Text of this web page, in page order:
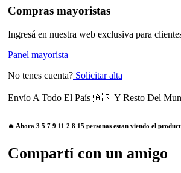
Compras mayoristas
Ingresá en nuestra web exclusiva para
Panel mayorista
No tenes cuenta? Solicitar alta
Envío A Todo El País 🇦🇷 Y Resto Del
🔥 Ahora 3 5 7 9 11 2 8 15 personas estan viendo el
Compartí con un amigo